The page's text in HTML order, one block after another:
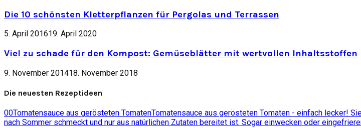
Die 10 schönsten Kletterpflanzen für Pergolas und Terrassen
5. April 201619. April 2020
Viel zu schade für den Kompost: Gemüseblätter mit wertvollen Inhaltsstoffen
9. November 201418. November 2018
Die neuesten Rezeptideen
00Tomatensauce aus gerösteten TomatenTomatensauce aus gerösteten Tomaten - einfach lecker!
nach Sommer schmeckt und nur aus natürlichen Zutaten bereitet ist. Sogar einwecken oder